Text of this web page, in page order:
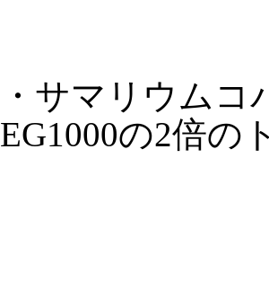
・サマリウムコ
EG1000の2倍の